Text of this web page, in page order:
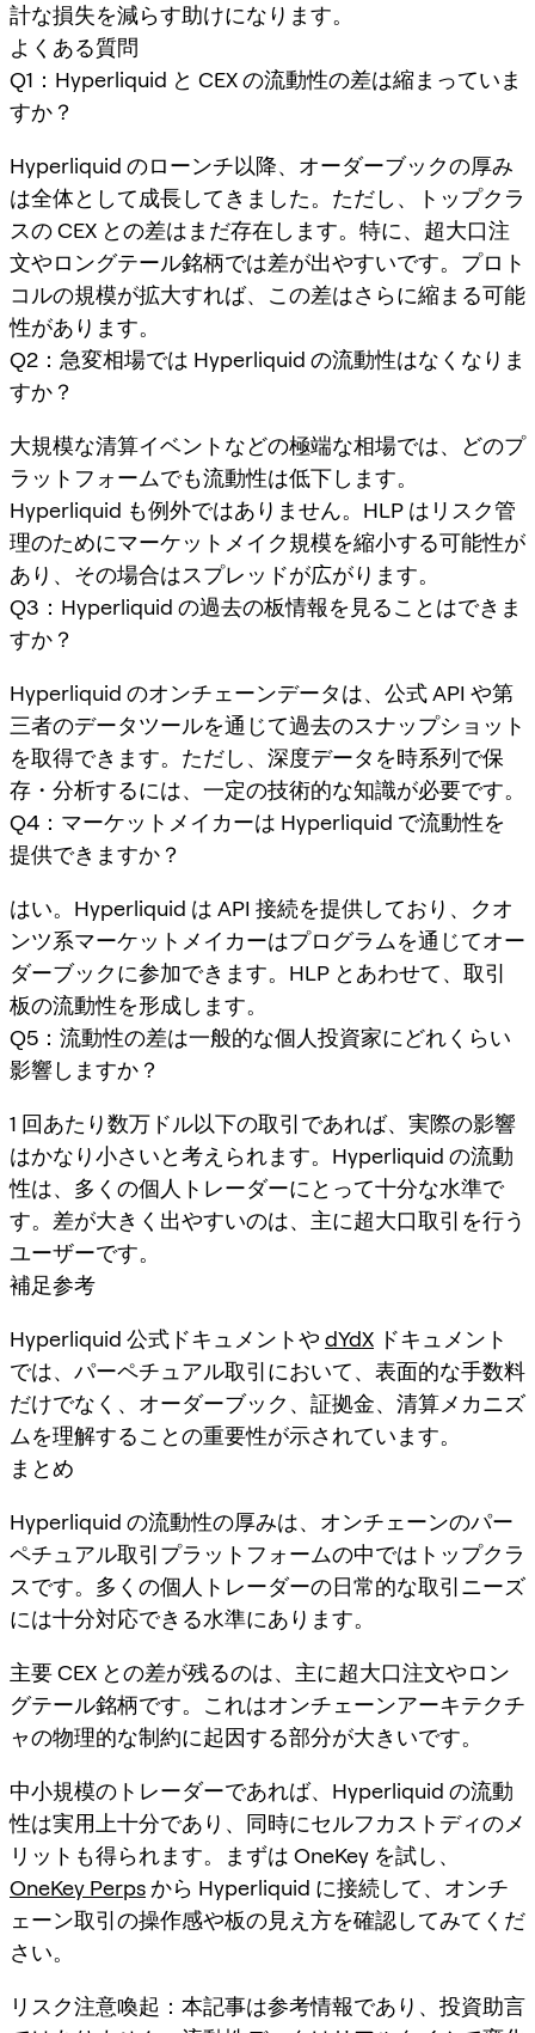
計な損失を減らす助けになります。
よくある質問
Q1：Hyperliquid と CEX の流動性の差は縮まっていま
すか？
Hyperliquid のローンチ以降、オーダーブックの厚み
は全体として成長してきました。ただし、トップクラ
スの CEX との差はまだ存在します。特に、超大口注
文やロングテール銘柄では差が出やすいです。プロト
コルの規模が拡大すれば、この差はさらに縮まる可能
性があります。
Q2：急変相場では Hyperliquid の流動性はなくなりま
すか？
大規模な清算イベントなどの極端な相場では、どのプ
ラットフォームでも流動性は低下します。
Hyperliquid も例外ではありません。HLP はリスク管
理のためにマーケットメイク規模を縮小する可能性が
あり、その場合はスプレッドが広がります。
Q3：Hyperliquid の過去の板情報を見ることはできま
すか？
Hyperliquid のオンチェーンデータは、公式 API や第
三者のデータツールを通じて過去のスナップショット
を取得できます。ただし、深度データを時系列で保
存・分析するには、一定の技術的な知識が必要です。
Q4：マーケットメイカーは Hyperliquid で流動性を
提供できますか？
はい。Hyperliquid は API 接続を提供しており、クオ
ンツ系マーケットメイカーはプログラムを通じてオー
ダーブックに参加できます。HLP とあわせて、取引
板の流動性を形成します。
Q5：流動性の差は一般的な個人投資家にどれくらい
影響しますか？
1 回あたり数万ドル以下の取引であれば、実際の影響
はかなり小さいと考えられます。Hyperliquid の流動
性は、多くの個人トレーダーにとって十分な水準で
す。差が大きく出やすいのは、主に超大口取引を行う
ユーザーです。
補足参考
Hyperliquid 公式ドキュメントや dYdX ドキュメント
では、パーペチュアル取引において、表面的な手数料
だけでなく、オーダーブック、証拠金、清算メカニズ
ムを理解することの重要性が示されています。
まとめ
Hyperliquid の流動性の厚みは、オンチェーンのパー
ペチュアル取引プラットフォームの中ではトップクラ
スです。多くの個人トレーダーの日常的な取引ニーズ
には十分対応できる水準にあります。
主要 CEX との差が残るのは、主に超大口注文やロン
グテール銘柄です。これはオンチェーンアーキテクチ
ャの物理的な制約に起因する部分が大きいです。
中小規模のトレーダーであれば、Hyperliquid の流動
性は実用上十分であり、同時にセルフカストディのメ
リットも得られます。まずは OneKey を試し、
OneKey Perpsから Hyperliquid に接続して、オンチ
ェーン取引の操作感や板の見え方を確認してみてくだ
さい。
リスク注意喚起 ：本記事は参考情報であり、投資助言